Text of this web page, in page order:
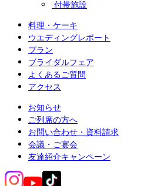
付帯施設
料理・ケーキ
ウエディングレポート
プラン
ブライダルフェア
よくあるご質問
アクセス
お知らせ
ご列席の方へ
お問い合わせ・資料請求
会議・ご宴会
友達紹介キャンペーン